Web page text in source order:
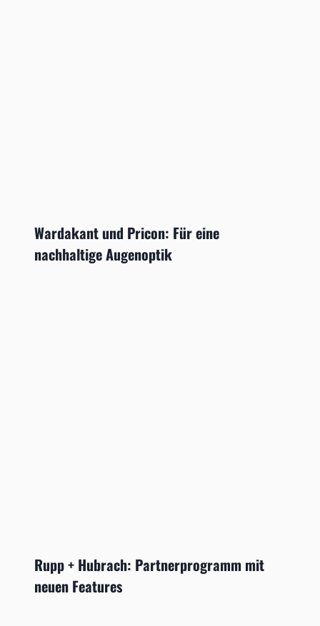
Wardakant und Pricon: Für eine
nachhaltige Augenoptik
Rupp + Hubrach: Partnerprogramm mit
neuen Features